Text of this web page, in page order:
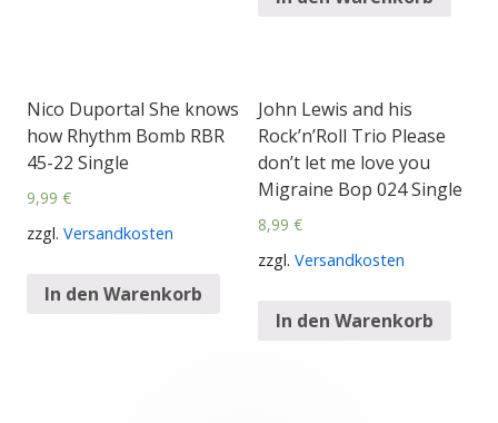
Nico Duportal She knows
how Rhythm Bomb RBR
45-22 Single
9,99 €
zzgl. Versandkosten
In den Warenkorb
John Lewis and his
Rock’n’Roll Trio Please
don’t let me love you
Migraine Bop 024 Single
8,99 €
zzgl. Versandkosten
In den Warenkorb